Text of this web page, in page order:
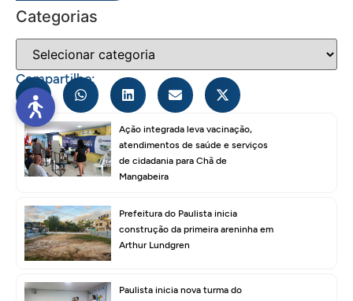
Categorias
Compartilhe:
Ação integrada leva vacinação,
atendimentos de saúde e serviços
de cidadania para Chã de
Mangabeira
Prefeitura do Paulista inicia
construção da primeira areninha em
Arthur Lundgren
Paulista inicia nova turma do